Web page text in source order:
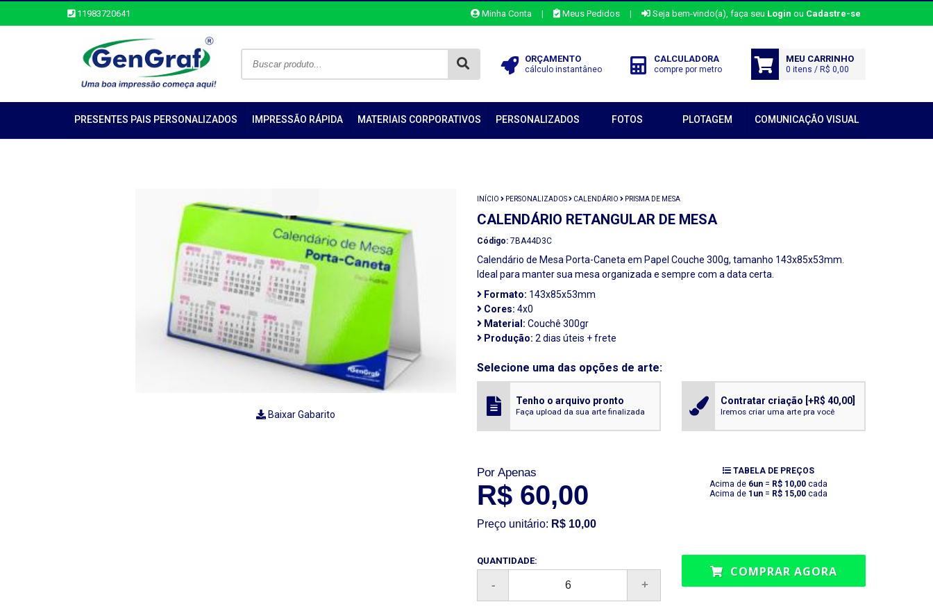
11983720641 Minha Conta | Meus Pedidos | Seja bem-vindo(a), faça seu Login ou Cadastre-se
ORÇAMENTO
cálculo instantâneo
CALCULADORA
compre por metro
MEU CARRINHO
0 itens / R$ 0,00
PRESENTES PAIS PERSONALIZADOS IMPRESSÃO RÁPIDA MATERIAIS CORPORATIVOS PERSONALIZADOS FOTOS PLOTAGEM COMUNICAÇÃO VISUAL
Baixar Gabarito
INÍCIO PERSONALIZADOS CALENDÁRIO PRISMA DE MESA
CALENDÁRIO RETANGULAR DE MESA
Código:7BA44D3C
Calendário de Mesa Porta-Caneta em Papel Couche 300g, tamanho 143x85x53mm.
Ideal para manter sua mesa organizada e sempre com a data certa.
Formato: 143x85x53mm
Cores: 4x0
Material: Couchê 300gr
Produção: 2 dias úteis + frete
Selecione uma das opções de arte:
Tenho o arquivo pronto
Faça upload da sua arte finalizada
Contratar criação [+R$ 40,00]
Iremos criar uma arte pra você
Por Apenas
R$ 60,00
Preço unitário: R$ 10,00
TABELA DE PREÇOS
Acima de 6un= R$ 10,00 cada
Acima de 1un= R$ 15,00 cada
QUANTIDADE:
COMPRAR AGORA